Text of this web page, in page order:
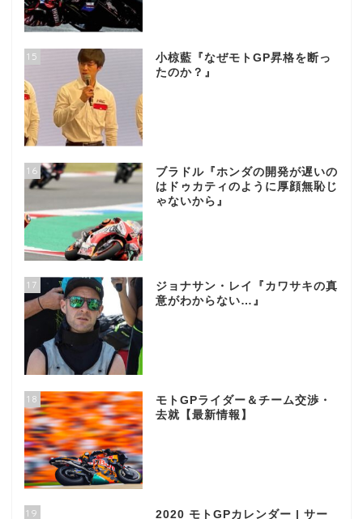
15
小椋藍『なぜモトGP昇格を断っ
たのか？』
16
ブラドル『ホンダの開発が遅いの
はドゥカティのように厚顔無恥じ
ゃないから』
17
ジョナサン・レイ『カワサキの真
意がわからない…』
18
モトGPライダー＆チーム交渉・
去就【最新情報】
19
2020 モトGPカレンダー | サー